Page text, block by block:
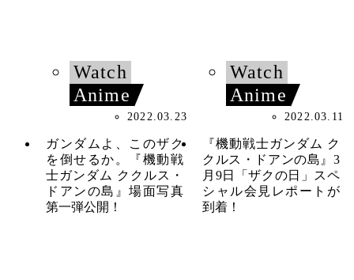
Watch
Anime
2022.03.23
ガンダムよ、このザク
を倒せるか。『機動戦
士ガンダム ククルス・
ドアンの島』場面写真
第一弾公開！
Watch
Anime
2022.03.11
『機動戦士ガンダム ク
クルス・ドアンの島』3
月9日「ザクの日」スペ
シャル会見レポートが
到着！